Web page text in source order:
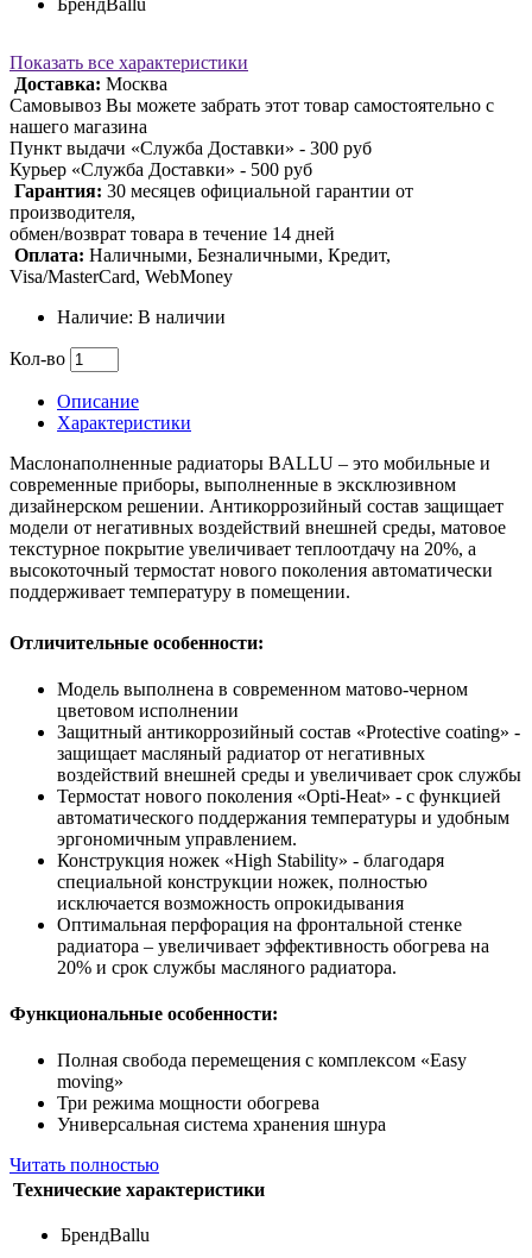
Показать все характеристики
Доставка: Москва
Самовывоз Вы можете забрать этот товар самостоятельно с
нашего магазина
Пункт выдачи «Служба Доставки» - 300 руб
Курьер «Служба Доставки» - 500 руб
Гарантия: 30 месяцев официальной гарантии от
производителя,
обмен/возврат товара в течение 14 дней
Оплата: Наличными, Безналичными, Кредит,
Visa/MasterCard, WebMoney
Наличие: В наличии
Кол-во
Описание
Характеристики
Маслонаполненные радиаторы BALLU – это мобильные и
современные приборы, выполненные в эксклюзивном
дизайнерском решении. Антикоррозийный состав защищает
модели от негативных воздействий внешней среды, матовое
текстурное покрытие увеличивает теплоотдачу на 20%, а
высокоточный термостат нового поколения автоматически
поддерживает температуру в помещении.
Отличительные особенности:
Модель выполнена в современном матово-черном
цветовом исполнении
Защитный антикоррозийный состав «Protective coating» -
защищает масляный радиатор от негативных
воздействий внешней среды и увеличивает срок службы
Термостат нового поколения «Opti-Heat» - с функцией
автоматического поддержания температуры и удобным
эргономичным управлением.
Конструкция ножек «High Stability» - благодаря
специальной конструкции ножек, полностью
исключается возможность опрокидывания
Оптимальная перфорация на фронтальной стенке
радиатора – увеличивает эффективность обогрева на
20% и срок службы масляного радиатора.
Функциональные особенности:
Полная свобода перемещения с комплексом «Easy
moving»
Три режима мощности обогрева
Универсальная система хранения шнура
Читать полностью
Технические характеристики
БрендBallu